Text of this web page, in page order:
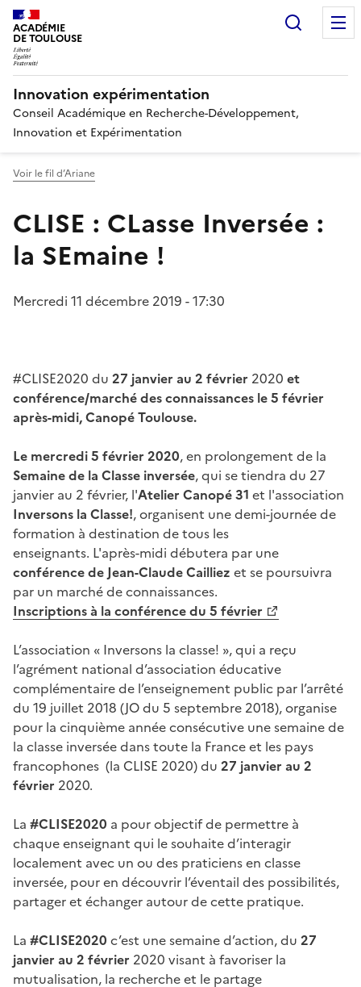
ACADÉMIE
DE TOULOUSE
Innovation expérimentation
Conseil Académique en Recherche-Développement,
Innovation et Expérimentation
Voir le fil d’Ariane
CLISE : CLasse Inversée :
la SEmaine !
Mercredi 11 décembre 2019 - 17:30
#CLISE2020 du 27 janvier au 2 février 2020 et
conférence/marché des connaissances le 5 février
après-midi, Canopé Toulouse.
Le mercredi 5 février 2020, en prolongement de la
Semaine de la Classe inversée, qui se tiendra du 27
janvier au 2 février, l'Atelier Canopé 31 et l'association
Inversons la Classe!, organisent une demi-journée de
formation à destination de tous les
enseignants. L'après-midi débutera par une
conférence de Jean-Claude Cailliez et se poursuivra
par un marché de connaissances.
Inscriptions à la conférence du 5 février
L’association « Inversons la classe! », qui a reçu
l’agrément national d’association éducative
complémentaire de l’enseignement public par l’arrêté
du 19 juillet 2018 (JO du 5 septembre 2018), organise
pour la cinquième année consécutive une semaine de
la classe inversée dans toute la France et les pays
francophones (la CLISE 2020) du 27 janvier au 2
février 2020.
La #CLISE2020 a pour objectif de permettre à
chaque enseignant qui le souhaite d’interagir
localement avec un ou des praticiens en classe
inversée, pour en découvrir l’éventail des possibilités,
partager et échanger autour de cette pratique.
La #CLISE2020 c’est une semaine d’action, du 27
janvier au 2 février 2020 visant à favoriser la
mutualisation, la recherche et le partage